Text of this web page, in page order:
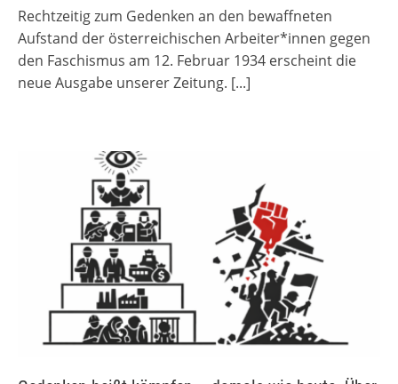
Rechtzeitig zum Gedenken an den bewaffneten
Aufstand der österreichischen Arbeiter*innen gegen
den Faschismus am 12. Februar 1934 erscheint die
neue Ausgabe unserer Zeitung. [...]